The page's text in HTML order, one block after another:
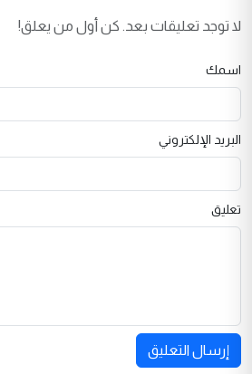
لا توجد تعليقات بعد. كن أول من يعلق!
اسمك
البريد الإلكتروني
تعليق
إرسال التعليق